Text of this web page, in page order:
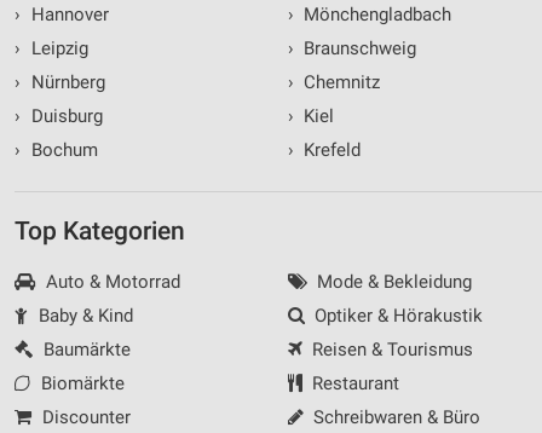
›
Hannover
›
Leipzig
›
Nürnberg
›
Duisburg
›
Bochum
› Mönchengladbach
› Braunschweig
› Chemnitz
› Kiel
› Krefeld
Top Kategorien
Auto & Motorrad
Baby & Kind
Baumärkte
Biomärkte
Discounter
Mode & Bekleidung
Optiker & Hörakustik
Reisen & Tourismus
Restaurant
Schreibwaren & Büro